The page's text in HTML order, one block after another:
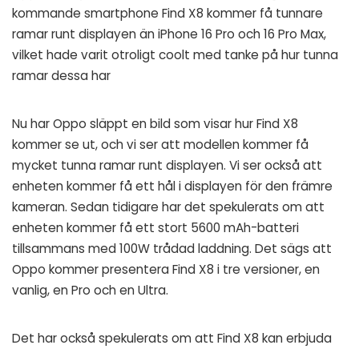
kommande smartphone Find X8 kommer få tunnare
ramar runt displayen än iPhone 16 Pro och 16 Pro Max,
vilket hade varit otroligt coolt med tanke på hur tunna
ramar dessa har
Nu har Oppo släppt en bild som visar hur Find X8
kommer se ut, och vi ser att modellen kommer få
mycket tunna ramar runt displayen. Vi ser också att
enheten kommer få ett hål i displayen för den främre
kameran. Sedan tidigare har det spekulerats om att
enheten kommer få ett stort 5600 mAh-batteri
tillsammans med 100W trådad laddning. Det sägs att
Oppo kommer presentera Find X8 i tre versioner, en
vanlig, en Pro och en Ultra.
Det har också spekulerats om att Find X8 kan erbjuda